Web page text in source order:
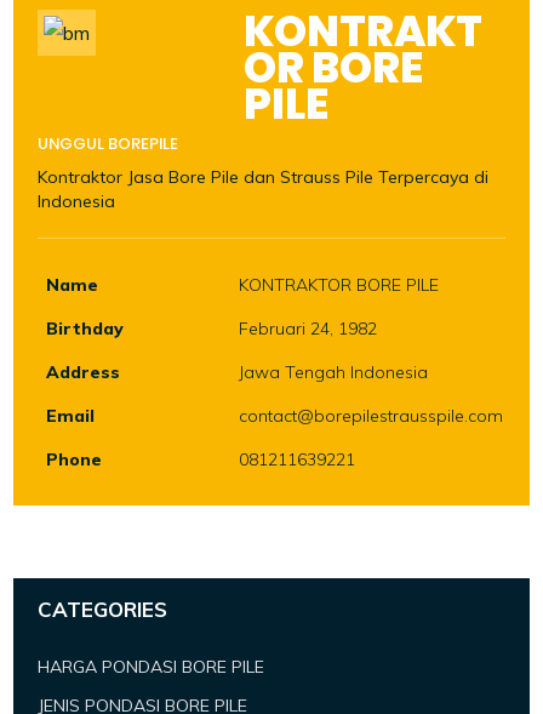
KONTRAKT
OR BORE
PILE
UNGGUL BOREPILE
Kontraktor Jasa Bore Pile dan Strauss Pile Terpercaya di
Indonesia
Name
KONTRAKTOR BORE PILE
Birthday
Februari 24, 1982
Address
Jawa Tengah Indonesia
Email
contact@borepilestrausspile.com
Phone
081211639221
CATEGORIES
HARGA PONDASI BORE PILE
JENIS PONDASI BORE PILE